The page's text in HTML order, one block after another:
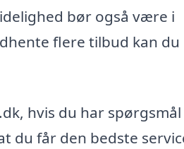
bør også være i
flere tilbud kan du
hvis du har spørgsmål
du får den bedste